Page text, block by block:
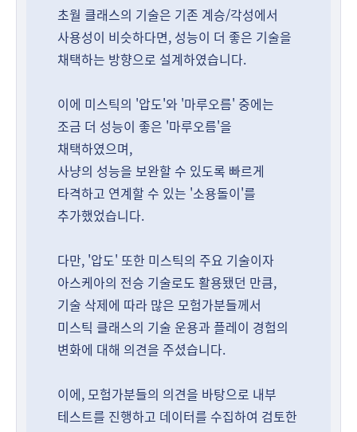
초월 클래스의 기술은 기존 계승/각성에서
사용성이 비슷하다면, 성능이 더 좋은 기술을
채택하는 방향으로 설계하였습니다.
이에 미스틱의 '압도'와 '마루오름' 중에는
조금 더 성능이 좋은 '마루오름'을
채택하였으며,
사냥의 성능을 보완할 수 있도록 빠르게
타격하고 연계할 수 있는 '소용돌이'를
추가했었습니다.
다만, '압도' 또한 미스틱의 주요 기술이자
아스케아의 전승 기술로도 활용됐던 만큼,
기술 삭제에 따라 많은 모험가분들께서
미스틱 클래스의 기술 운용과 플레이 경험의
변화에 대해 의견을 주셨습니다.
이에, 모험가분들의 의견을 바탕으로 내부
테스트를 진행하고 데이터를 수집하여 검토한